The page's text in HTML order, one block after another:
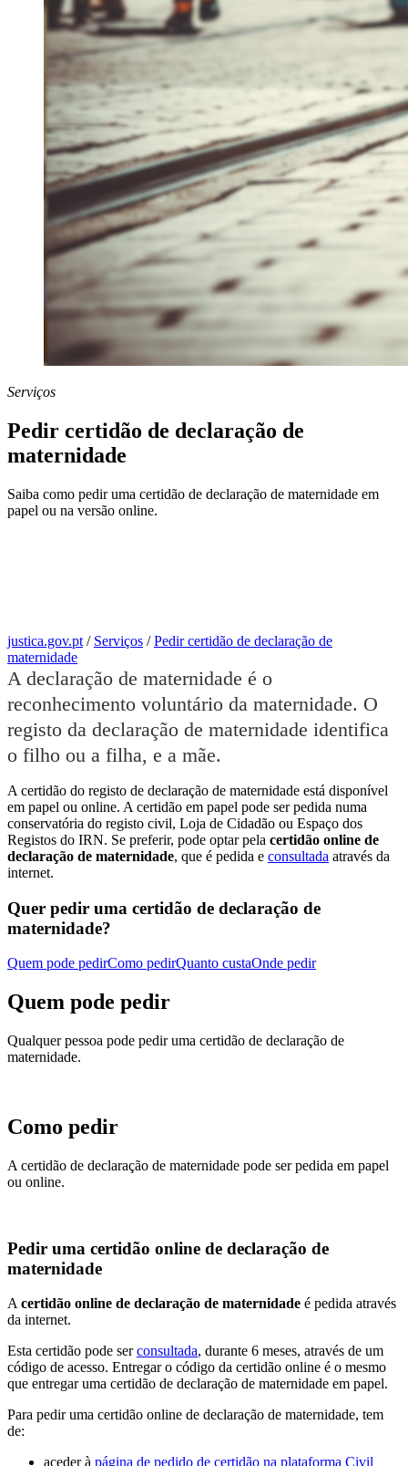
Serviços
Pedir certidão de declaração de
maternidade
Saiba como pedir uma certidão de declaração de maternidade em
papel ou na versão online.
justica.gov.pt / Serviços /Pedir certidão de declaração de
maternidade
A declaração de maternidade é o
reconhecimento voluntário da maternidade. O
registo da declaração de maternidade identifica
o filho ou a filha, e a mãe.
A certidão do registo de declaração de maternidade está disponível
em papel ou online. A certidão em papel pode ser pedida numa
conservatória do registo civil, Loja de Cidadão ou Espaço dos
Registos do IRN. Se preferir, pode optar pela certidão online de
declaração de maternidade, que é pedida e consultada através da
internet.
Quer pedir uma certidão de declaração de
maternidade?
Quem pode pedirComo pedirQuanto custaOnde pedir
Quem pode pedir
Qualquer pessoa pode pedir uma certidão de declaração de
maternidade.
Como pedir
A certidão de declaração de maternidade pode ser pedida em papel
ou online.
Pedir uma certidão online de declaração de
maternidade
A certidão online de declaração de maternidade é pedida através
da internet.
Esta certidão pode serconsultada, durante 6 meses, através de um
código de acesso. Entregar o código da certidão online é o mesmo
que entregar uma certidão de declaração de maternidade em papel.
Para pedir uma certidão online de declaração de maternidade, tem
de:
aceder à página de pedido de certidão na plataforma Civil